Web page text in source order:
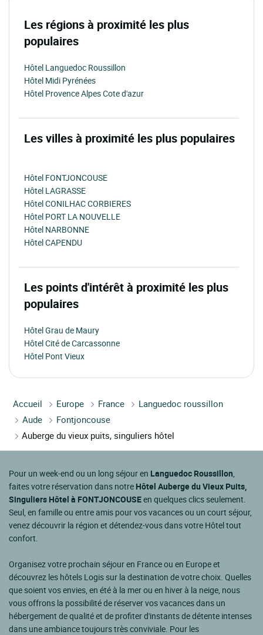
Les régions à proximité les plus
populaires
Hôtel Languedoc Roussillon
Hôtel Midi Pyrénées
Hôtel Provence Alpes Cote d'azur
Les villes à proximité les plus populaires
Hôtel FONTJONCOUSE
Hôtel LAGRASSE
Hôtel CONILHAC CORBIERES
Hôtel PORT LA NOUVELLE
Hôtel NARBONNE
Hôtel CAPENDU
Les points d'intérêt à proximité les plus
populaires
Hôtel Grau de Maury
Hôtel Cité de Carcassonne
Hôtel Pont Vieux
Accueil Europe France
Languedoc roussillon
Aude
Fontjoncouse
Auberge du vieux puits, singuliers hôtel
Pour un week-end ou un long séjour en Languedoc Roussillon
faites votre réservation dans notre Hôtel Auberge du Vieux Puits,
Singuliers Hôtel à FONTJONCOUSEen quelques clics seulement.
Seul, en famille ou entre amis pour vos vacances ou un court séjour,
venez découvrir la région et détendez-vous dans votre Hôtel tout
confort.
Organisez votre prochain séjour en France ou en Europe et
découvrez les hôtels Logis sur la destination de votre choix. Quelles
que soient vos envies, en été à la mer ou en hiver à la neige, nous
vous offrons la possibilité de réserver vos vacances dans un
hébergement de qualité et de profiter d'instants de détente intenses
dans une ambiance toujours très conviviale. Pour les